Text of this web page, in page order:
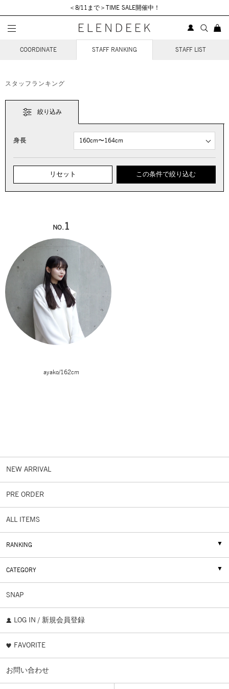
＜8/11まで＞TIME SALE開催中！
STAFF COORDINATE
COORDINATE STAFF RANKING STAFF LIST
スタッフランキング
絞り込み
身長
リセット この条件で絞り込む
NO.1
ayako/162cm
NEW ARRIVAL
PRE ORDER
ALL ITEMS
RANKING
CATEGORY
SNAP
LOG IN / 新規会員登録
FAVORITE
お問い合わせ